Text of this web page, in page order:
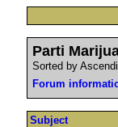
Parti
Sorted by
Forum
Subject